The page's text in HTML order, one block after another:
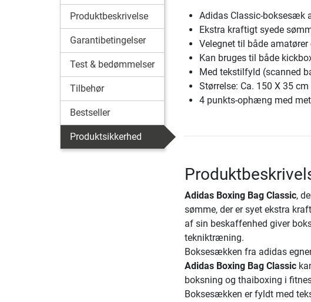
Produktbeskrivelse
Garantibetingelser
Test & bedømmelser
Tilbehør
Bestseller
Produktsikkerhed
Adidas Classic-
Ekstra kraftigt syede
Velegnet til både
Kan bruges til både
Med tekstilfyld (scanned
Størrelse: Ca. 150 X 35 cm
4 punkts-ophæng med
Adidas Boxing Bag Classic,
sømme, der er syet ekstra
af sin beskaffenhed giver
tekniktræning.
Boksesækken fra adidas
Adidas Boxing Bag Classic
boksning og thaiboxing i
Boksesækken er fyldt med